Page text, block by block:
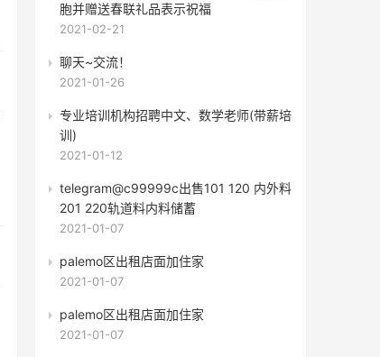
胞并赠送春联礼品表示祝福
2021-02-21
聊天~交流！
2021-01-26
专业培训机构​招聘中文、数学老师(带薪培
训)
2021-01-12
telegram@c99999c出售101 120 内外料
201 220轨道料内料储蓄
2021-01-07
palemo区出租店面加住家
2021-01-07
palemo区出租店面加住家
2021-01-07